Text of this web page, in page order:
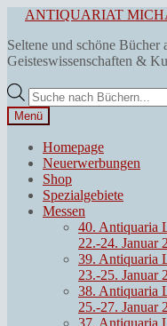
springen
Zum
springen
ANTIQUARIAT
Seltene und schöne Bücher
Geisteswissenschaften &
Products
search
Menü
Homepage
Neuerwerbungen
Shop
Spezialgebiete
Messen
40. Antiquaria
22.-24. Januar
39. Antiquaria
23.-25. Januar
38. Antiquaria
25.-27. Januar
37. Antiquaria